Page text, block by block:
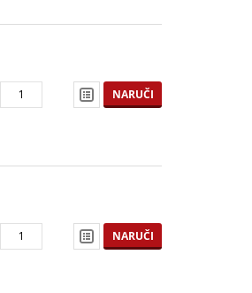
NARUČI
NARUČI